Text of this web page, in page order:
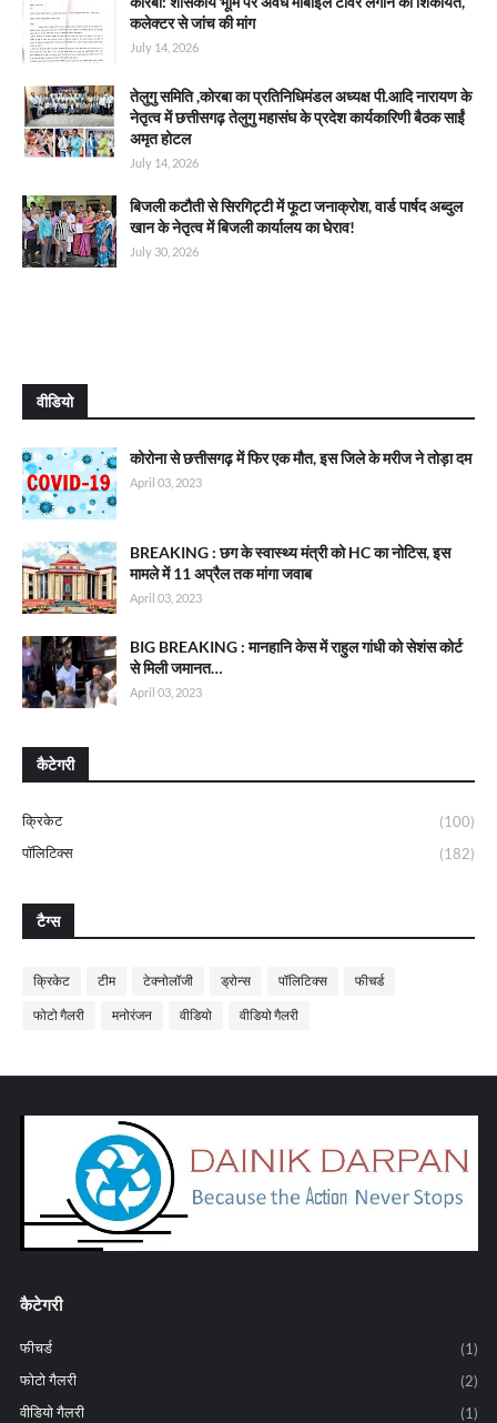
कलेक्टर से जांच की मांग
July 14, 2026
तेलुगु समिति ,कोरबा का प्रतिनिधिमंडल अध्यक्ष पी.आदि नारायण के
नेतृत्व में छत्तीसगढ़ तेलुगु महासंघ के प्रदेश कार्यकारिणी बैठक साईं
अमृत होटल
July 14, 2026
बिजली कटौती से सिरगिट्टी में फूटा जनाक्रोश, वार्ड पार्षद अब्दुल
खान के नेतृत्व में बिजली कार्यालय का घेराव!
July 30, 2026
वीडियो
कोरोना से छत्तीसगढ़ में फिर एक मौत, इस जिले के मरीज ने तोड़ा दम
April 03, 2023
BREAKING : छग के स्वास्थ्य मंत्री को HC का नोटिस, इस
मामले में 11 अप्रैल तक मांगा जवाब
April 03, 2023
BIG BREAKING : मानहानि केस में राहुल गांधी को सेशंस कोर्ट
से मिली जमानत…
April 03, 2023
कैटेगरी
क्रिकेट
(100)
पॉलिटिक्स
(182)
टैग्स
क्रिकेट टीम टेक्नोलॉजी ड्रोन्स पॉलिटिक्स फीचर्ड
फोटो गैलरी मनोरंजन वीडियो वीडियो गैलरी
कैटेगरी
फीचर्ड
(1)
फोटो गैलरी
(2)
वीडियो गैलरी
(1)